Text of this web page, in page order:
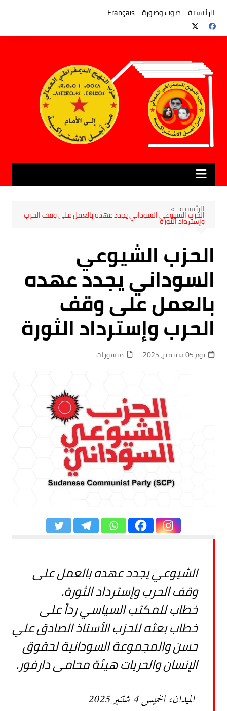
المحتوى
الرئيسية صوت وصورة Français
الرئيسية
الحزب الشيوعي السوداني يجدد عهده بالعمل على وقف الحرب
وإسترداد الثورة
الحزب الشيوعي
السوداني يجدد عهده
بالعمل على وقف
الحرب وإسترداد الثورة
يوم 05 سبتمبر، 2025 منشورات
الشيوعي يجدد عهده بالعمل على
وقف الحرب وإسترداد الثورة.
خطاب للمكتب السياسي رداً على
خطاب بعثه للحزب الأستاذ الصادق علي
حسن والمجموعة السودانية لحقوق
الإنسان والحريات هيئة محامى دارفور.
الميدان، الخميس 4 شتنبر 2025